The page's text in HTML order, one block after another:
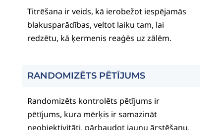
Titrēšana ir veids, kā ierobežot iespējamās
blakusparādības, veltot laiku tam, lai
redzētu, kā ķermenis reaģēs uz zālēm.
RANDOMIZĒTS PĒTĪJUMS
Randomizēts kontrolēts pētījums ir
pētījums, kura mērķis ir samazināt
neobjektivitāti, pārbaudot jaunu ārstēšanu.